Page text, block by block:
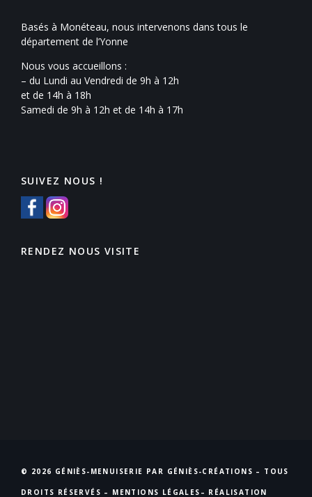
Basés à Monéteau, nous intervenons dans tous le
département de l’Yonne
Nous vous accueillons :
– du Lundi au Vendredi de 9h à 12h
et de 14h à 18h
Samedi de 9h à 12h et de 14h à 17h
SUIVEZ NOUS !
RENDEZ NOUS VISITE
© 2026 GÉNIÈS-MENUISERIE PAR GÉNIÈS-CRÉATIONS – TOUS
DROITS RÉSERVÉS – MENTIONS LÉGALES – RÉALISATION